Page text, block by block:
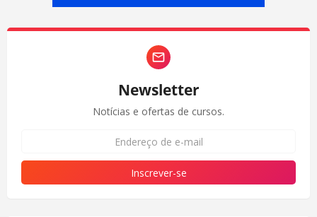
Newsletter
Notícias e ofertas de cursos.